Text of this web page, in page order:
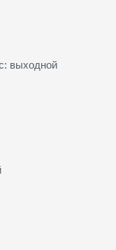
выходной